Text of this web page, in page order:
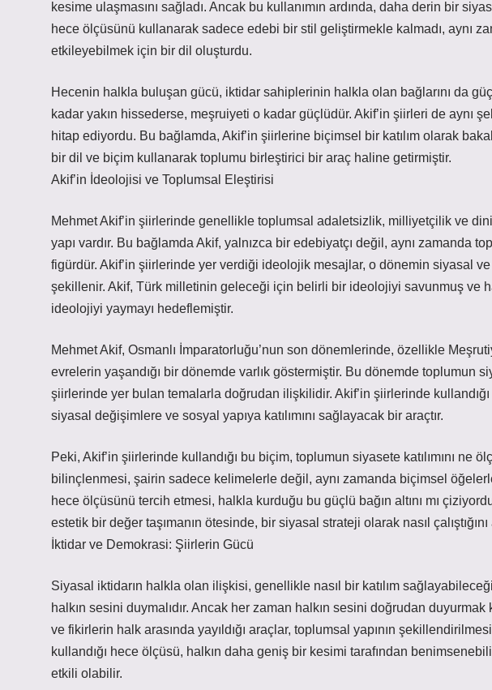
kesime ulaşmasını sağladı. Ancak bu kullanımın ardında, daha derin bir
hece ölçüsünü kullanarak sadece edebi bir stil geliştirmekle kalmadı, aynı
etkileyebilmek için bir dil oluşturdu.
Hecenin halkla buluşan gücü, iktidar sahiplerinin halkla olan bağlarını da
kadar yakın hissederse, meşruiyeti o kadar güçlüdür. Akif’in şiirleri de aynı
hitap ediyordu. Bu bağlamda, Akif’in şiirlerine biçimsel bir katılım olarak
bir dil ve biçim kullanarak toplumu birleştirici bir araç haline getirmiştir.
Akif’in İdeolojisi ve Toplumsal Eleştirisi
Mehmet Akif’in şiirlerinde genellikle toplumsal adaletsizlik, milliyetçilik ve
yapı vardır. Bu bağlamda Akif, yalnızca bir edebiyatçı değil, aynı zamanda
figürdür. Akif’in şiirlerinde yer verdiği ideolojik mesajlar, o dönemin siyasal
şekillenir. Akif, Türk milletinin geleceği için belirli bir ideolojiyi savunmuş ve
ideolojiyi yaymayı hedeflemiştir.
Mehmet Akif, Osmanlı İmparatorluğu’nun son dönemlerinde, özellikle
evrelerin yaşandığı bir dönemde varlık göstermiştir. Bu dönemde toplumun
şiirlerinde yer bulan temalarla doğrudan ilişkilidir. Akif’in şiirlerinde
siyasal değişimlere ve sosyal yapıya katılımını sağlayacak bir araçtır.
Peki, Akif’in şiirlerinde kullandığı bu biçim, toplumun siyasete katılımını ne
bilinçlenmesi, şairin sadece kelimelerle değil, aynı zamanda biçimsel
hece ölçüsünü tercih etmesi, halkla kurduğu bu güçlü bağın altını mı
estetik bir değer taşımanın ötesinde, bir siyasal strateji olarak nasıl çalıştığını
İktidar ve Demokrasi: Şiirlerin Gücü
Siyasal iktidarın halkla olan ilişkisi, genellikle nasıl bir katılım
halkın sesini duymalıdır. Ancak her zaman halkın sesini doğrudan
ve fikirlerin halk arasında yayıldığı araçlar, toplumsal yapının
kullandığı hece ölçüsü, halkın daha geniş bir kesimi tarafından
etkili olabilir.